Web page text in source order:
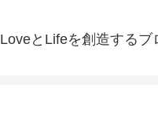
LoveとLifeを創造するブ